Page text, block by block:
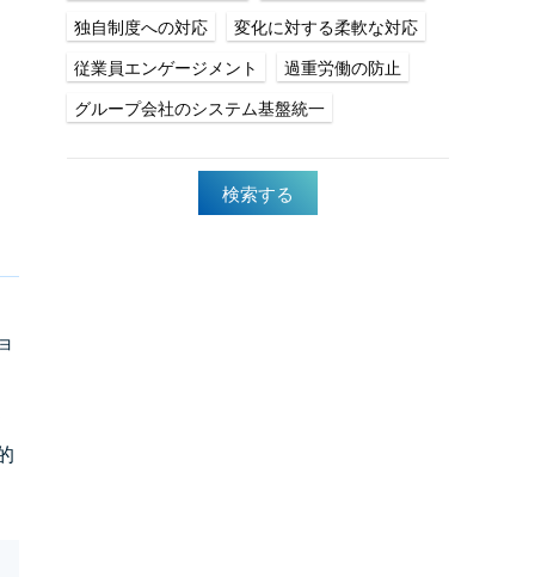
独自制度への対応
変化に対する柔軟な対応
従業員エンゲージメント
過重労働の防止
グループ会社のシステム基盤統一
検索する